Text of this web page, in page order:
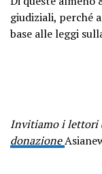
giudiziali, perché
base alle leggi
Invitiamo i lettori
donazione